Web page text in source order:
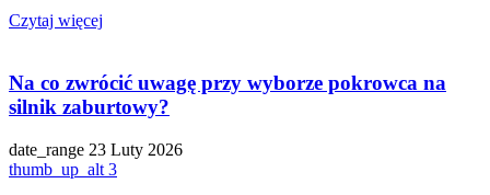
Czytaj więcej
Na co zwrócić uwagę przy wyborze pokrowca na
silnik zaburtowy?
date_range 23 Luty 2026
thumb_up_alt 3